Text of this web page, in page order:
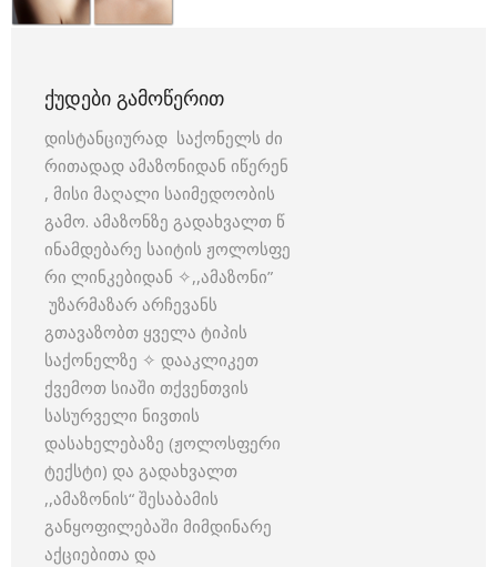
ᲥᲣᲓᲔᲑᲘ ᲒᲐᲛᲝᲬᲔᲠᲘᲗ
დისტანციურად საქონელს ძი
რითადად ამაზონიდან იწერენ
, მისი მაღალი საიმედოობის
გამო. ამაზონზე გადახვალთ წ
ინამდებარე საიტის ჟოლოსფე
რი ლინკებიდან ✧,,ამაზონი”
უზარმაზარ არჩევანს
გთავაზობთ ყველა ტიპის
საქონელზე ✧ დააკლიკეთ
ქვემოთ სიაში თქვენთვის
სასურველი ნივთის
დასახელებაზე (ჟოლოსფერი
ტექსტი) და გადახვალთ
,,ამაზონის“ შესაბამის
განყოფილებაში მიმდინარე
აქციებითა და